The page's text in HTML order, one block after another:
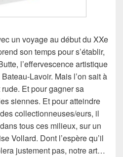
un voyage au début du XXe
son temps pour s’établir,
l’effervescence artistique
Lavoir. Mais l’on sait à
Et pour gagner sa
siennes. Et pour atteindre
collectionneuses/eurs, il
tous ces milieux, sur un
Vollard. Dont l’espère qu’il
justement pas, notre art…